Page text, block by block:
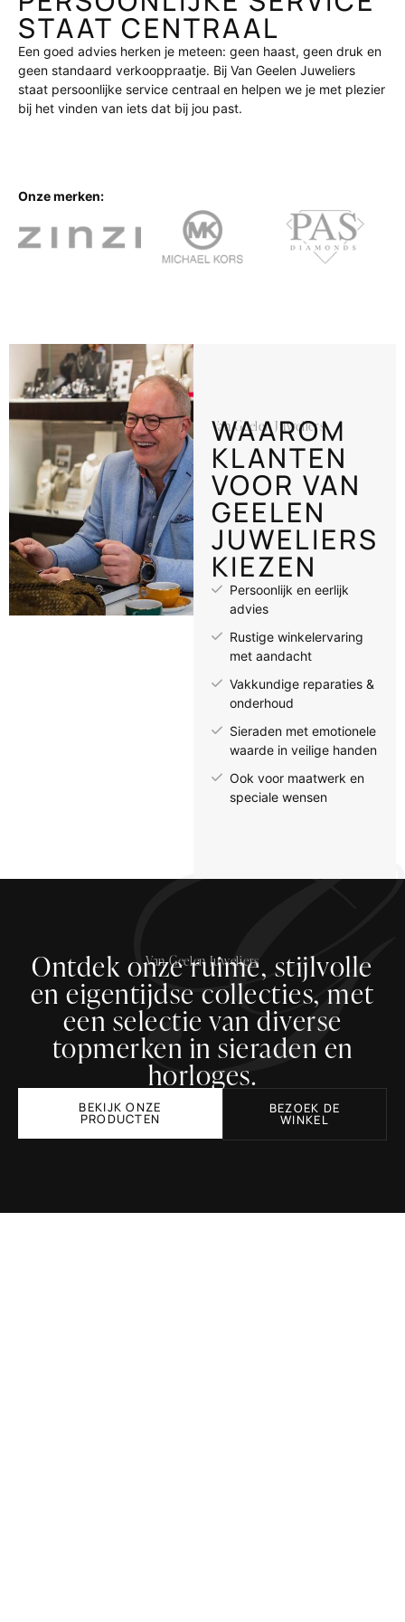
STAAT CENTRAAL
Een goed advies herken je meteen: geen haast, geen druk en
geen standaard verkooppraatje. Bij Van Geelen Juweliers
staat persoonlijke service centraal en helpen we je met plezier
bij het vinden van iets dat bij jou past.
Onze merken:
Van Geelen Juweliers
WAAROM
KLANTEN
VOOR VAN
GEELEN
JUWELIERS
KIEZEN
Persoonlijk en eerlijk
advies
Rustige winkelervaring
met aandacht
Vakkundige reparaties &
onderhoud
Sieraden met emotionele
waarde in veilige handen
Ook voor maatwerk en
speciale wensen
Van Geelen Juweliers
Ontdek onze ruime, stijlvolle
en eigentijdse collecties, met
een selectie van diverse
topmerken in sieraden en
horloges.
BEKIJK ONZE
PRODUCTEN
BEZOEK DE
WINKEL